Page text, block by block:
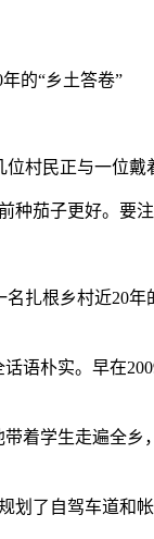
的“乡土答卷”
民正与一位戴
茄子更好。要
根乡村近20年
朴实。早在
学生走遍全乡
了自驾车道和